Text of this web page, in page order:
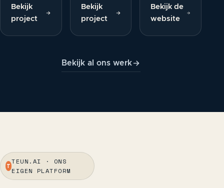
Bekijk
project
Bekijk
project
Bekijk de
website
Bekijk al ons werk
T
TEUN.AI · ONS
EIGEN PLATFORM